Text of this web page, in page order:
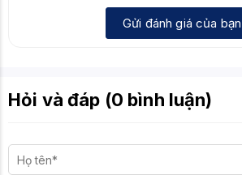
Gửi đánh giá của bạn
Hỏi và đáp (0 bình luận)